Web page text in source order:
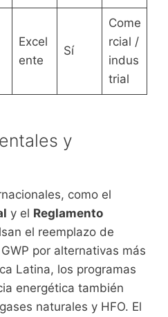
Excel
ente
Sí
Come
rcial /
indus
trial
y
como el
y el Reglamento
el reemplazo de
por alternativas más
Latina, los programas
energética también
naturales y HFO. El